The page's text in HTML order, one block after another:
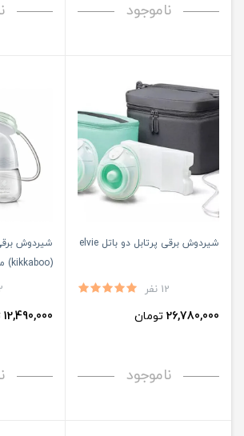
ناموجود
شیردوش برقی پرتابل دو باتل elvie
12 نفر
26,780,000 تومان
ناموجود
شیردوش
(kikkaboo) مدل Elia
12,490,000